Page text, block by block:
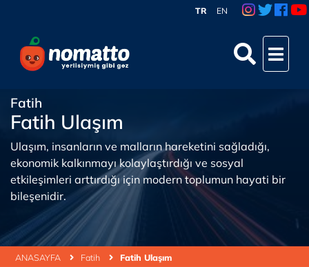
TR EN
ANASAYFA Fatih Fatih Ulaşım
Fatih
Fatih Ulaşım
Ulaşım, insanların ve malların hareketini sağladığı,
ekonomik kalkınmayı kolaylaştırdığı ve sosyal
etkileşimleri arttırdığı için modern toplumun hayati bir
bileşenidir.